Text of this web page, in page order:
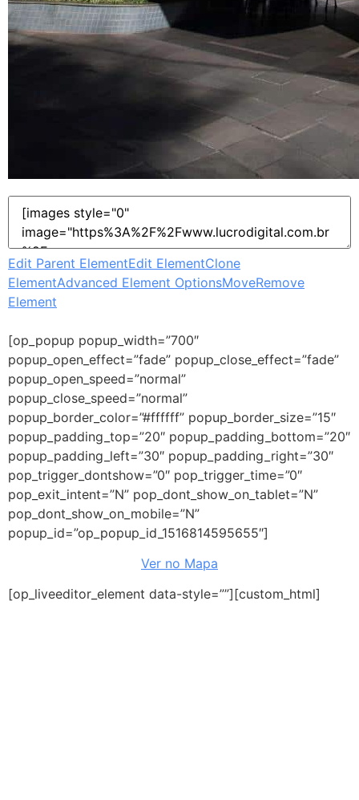
Edit Parent ElementEdit ElementClone
ElementAdvanced Element OptionsMoveRemove
Element
[op_popup popup_width=”700″
popup_open_effect=”fade” popup_close_effect=”fade”
popup_open_speed=”normal”
popup_close_speed=”normal”
popup_border_color=”#ffffff” popup_border_size=”15″
popup_padding_top=”20″ popup_padding_bottom=”20″
popup_padding_left=”30″ popup_padding_right=”30″
pop_trigger_dontshow=”0″ pop_trigger_time=”0″
pop_exit_intent=”N” pop_dont_show_on_tablet=”N”
pop_dont_show_on_mobile=”N”
popup_id=”op_popup_id_1516814595655″]
Ver no Mapa
[op_liveeditor_element data-style=””][custom_html]